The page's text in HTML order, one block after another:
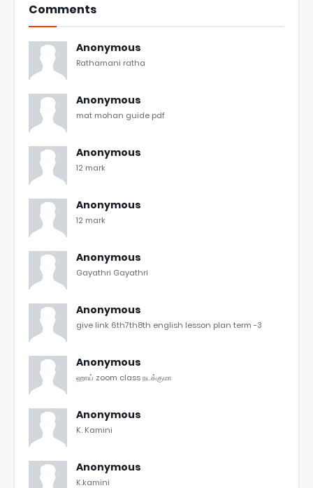
Comments
Anonymous
Rathamani ratha
Anonymous
mat mohan guide pdf
Anonymous
12 mark
Anonymous
12 mark
Anonymous
Gayathri Gayathri
Anonymous
give link 6th7th8th english lesson plan term -3
Anonymous
ஹாய் zoom class நடக்குமா
Anonymous
K. Kamini
Anonymous
K.kamini